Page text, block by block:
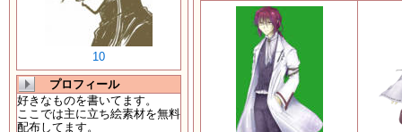
10
プロフィール
好きなものを書いてます。
ここでは主に立ち絵素材を無料
配布してます。